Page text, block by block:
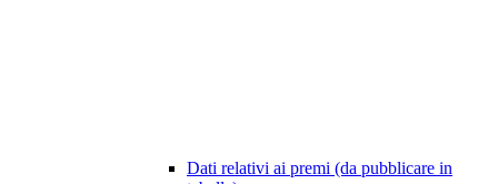
Dati relativi ai premi (da pubblicare in